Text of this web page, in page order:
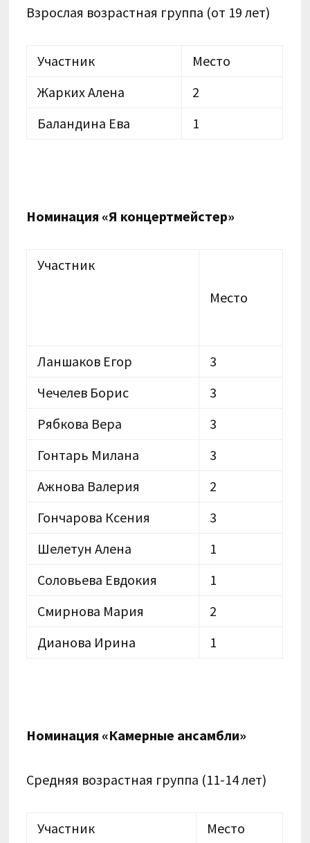
Взрослая возрастная группа (от 19 лет)
Участник
Место
Жарких Алена
2
Баландина Ева
1
Номинация «Я концертмейстер»
Участник
Место
Ланшаков Егор
3
Чечелев Борис
3
Рябкова Вера
3
Гонтарь Милана
3
Ажнова Валерия
2
Гончарова Ксения
3
Шелетун Алена
1
Соловьева Евдокия
1
Смирнова Мария
2
Дианова Ирина
1
Номинация «Камерные ансамбли»
Средняя возрастная группа (11-14 лет)
Участник
Место